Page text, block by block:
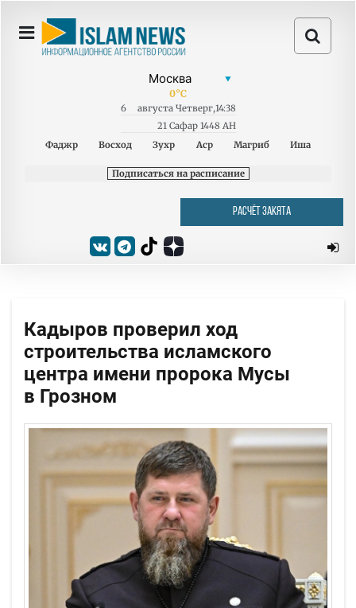
0°C
6 августа Четверг,14:38
21 Сафар 1448 AH
Фаджр
Восход Зухр Аср Магриб Иша
Подписаться на расписание
РАСЧЁТ ЗАКЯТА
Кадыров проверил ход
строительства исламского
центра имени пророка Мусы
в Грозном